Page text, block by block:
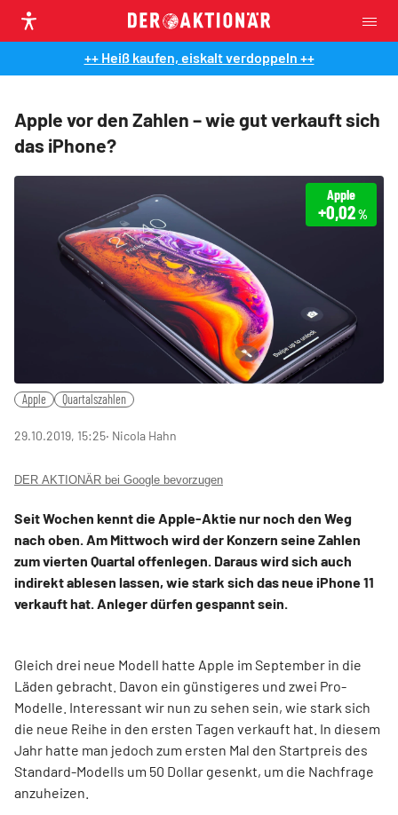
++ Heiß kaufen, eiskalt verdoppeln ++
Apple vor den Zahlen – wie gut verkauft sich
das iPhone?
Apple
+0,02%
Apple Quartalszahlen
29.10.2019, 15:25‧ Nicola Hahn
DER AKTIONÄR bei Google bevorzugen
Seit Wochen kennt die Apple-Aktie nur noch den Weg
nach oben. Am Mittwoch wird der Konzern seine Zahlen
zum vierten Quartal offenlegen. Daraus wird sich auch
indirekt ablesen lassen, wie stark sich das neue iPhone 11
verkauft hat. Anleger dürfen gespannt sein.
Gleich drei neue Modell hatte Apple im September in die
Läden gebracht. Davon ein günstigeres und zwei Pro-
Modelle. Interessant wir nun zu sehen sein, wie stark sich
die neue Reihe in den ersten Tagen verkauft hat. In diesem
Jahr hatte man jedoch zum ersten Mal den Startpreis des
Standard-Modells um 50 Dollar gesenkt, um die Nachfrage
anzuheizen.